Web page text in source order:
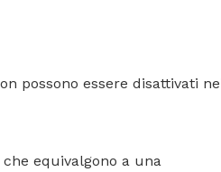
possono essere disattivati
equivalgono a una